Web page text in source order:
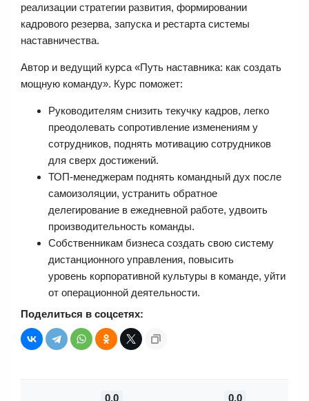
реализации стратегии развития, формировании
кадрового резерва, запуска и рестарта системы
наставничества.
Автор и ведущий курса «Путь наставника: как создать
мощную команду». Курс поможет:
Руководителям снизить текучку кадров, легко
преодолевать сопротивление изменениям у
сотрудников, поднять мотивацию сотрудников
для сверх достижений.
ТОП-менеджерам поднять командный дух после
самоизоляции, устранить обратное
делегирование в ежедневной работе, удвоить
производительность команды.
Собственникам бизнеса создать свою систему
дистанционного управления, повысить
уровень корпоративной культуры в команде, уйти
от операционной деятельности.
Поделиться в соцсетях:
0.0 0.0